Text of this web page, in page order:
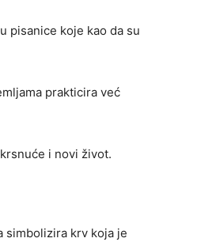
pisanice koje kao da su
prakticira već
i novi život.
simbolizira krv koja je